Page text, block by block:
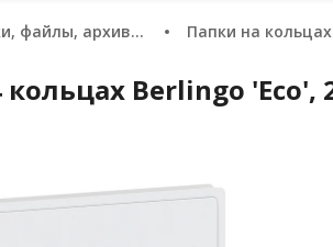
файлы, архивация Папки на кольцах
кольцах Berlingo